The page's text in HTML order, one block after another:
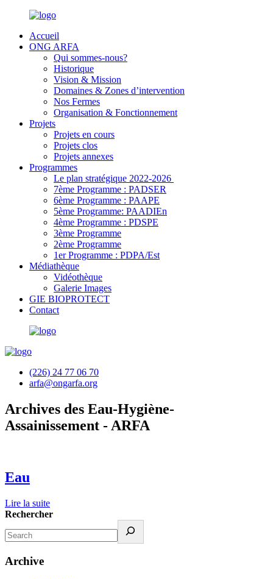
Accueil
ONG ARFA
Qui sommes-nous?
Historique
Vision & Mission
Domaines & Zones d’intervention
Nos Fermes
Organisation & Fonctionnement
Projets
Projets en cours
Projets clos
Projets annexes
Programmes
Le plan stratégique 2022-2026
7ème Programme : PADSER
6ème Programme : PAAPE
5ème Programme: PAADIEn
4ème Programme : PDSPE
3ème Programme
2ème Programme
1er Programme : PDPA/Est
Médiathèque
Vidéothèque
Galerie Images
GIE BIOPROTECT
Contact
(226) 24 77 06 70
arfa@ongarfa.org
Archives des Eau-Hygiène-
Assainissement - ARFA
Eau
Lire la suite
Rechercher
Archive